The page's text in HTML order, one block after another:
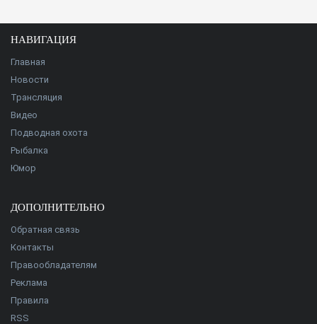
НАВИГАЦИЯ
Главная
Новости
Трансляция
Видео
Подводная охота
Рыбалка
Юмор
ДОПОЛНИТЕЛЬНО
Обратная связь
Контакты
Правообладателям
Реклама
Правила
RSS